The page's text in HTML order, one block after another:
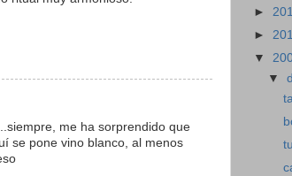
me ha sorprendido que
se pone vino blanco, al menos
►
►
▼
▼